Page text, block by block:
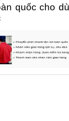
quốc cho dù